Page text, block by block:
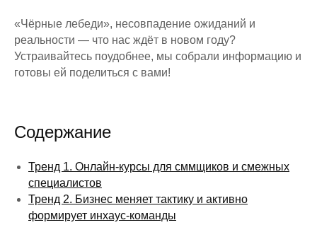
«Чёрные лебеди», несовпадение ожиданий и
реальности — что нас ждёт в новом году?
Устраивайтесь поудобнее, мы собрали информацию и
готовы ей поделиться с вами!
Содержание
Тренд 1. Онлайн-курсы для сммщиков и смежных
специалистов
Тренд 2. Бизнес меняет тактику и активно
формирует инхаус-команды